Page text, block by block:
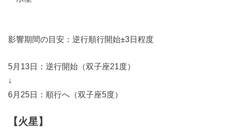
影響期間の目安：逆行順行開始±3日程度
5月13日：逆行開始（双子座21度）
↓
6月25日：順行へ（双子座5度）
【火星】